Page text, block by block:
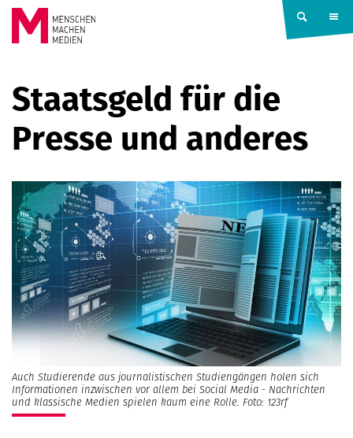
Springe zum Inhalt
MACHEN
MEDIEN
Staatsgeld für die
Presse und anderes
Auch Studierende aus journalistischen Studiengängen holen sich
Informationen inzwischen vor allem bei Social Media - Nachrichten
und klassische Medien spielen kaum eine Rolle. Foto: 123rf